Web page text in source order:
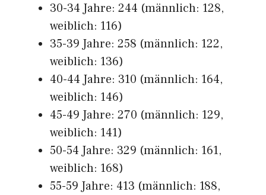
30-34 Jahre: 244 (männlich: 128,
weiblich: 116)
35-39 Jahre: 258 (männlich: 122,
weiblich: 136)
40-44 Jahre: 310 (männlich: 164,
weiblich: 146)
45-49 Jahre: 270 (männlich: 129,
weiblich: 141)
50-54 Jahre: 329 (männlich: 161,
weiblich: 168)
55-59 Jahre: 413 (männlich: 188,